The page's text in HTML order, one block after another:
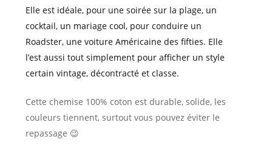
Elle est idéale, pour une soirée sur la plage, un
cocktail, un mariage cool, pour conduire un
Roadster, une voiture Américaine des fifties. Elle
l’est aussi tout simplement pour afficher un style
certain vintage, décontracté et classe.
Cette chemise 100% coton est durable, solide, les
couleurs tiennent, surtout vous pouvez éviter le
repassage 😉